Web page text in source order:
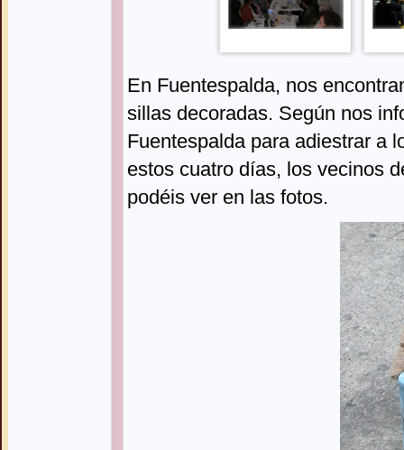
En Fuentespalda, nos
sillas decoradas. Según nos
Fuentespalda para adiestrar a
estos cuatro días, los vecinos
podéis ver en las fotos.